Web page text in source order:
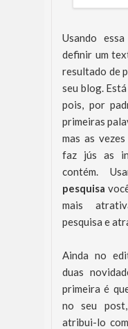
Usando
definir um
resultado de
seu blog.
pois, por
primeiras
mas as
faz jús as
contém.
pesquisa
mais
pesquisa e
Ainda no
duas
primeira é
no seu
atribui-lo